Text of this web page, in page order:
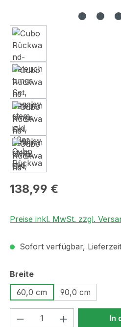
Regulärer Preis:
138,99 €
Preise inkl. MwSt. zzgl.
Sofort verfügbar,
Breiteauswählen
60,0 cm
90,0 cm
Produkt Anzahl: In